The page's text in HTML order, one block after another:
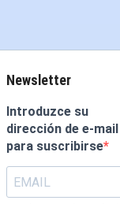
Newsletter
Introduzce su
dirección de e-mail
para suscribirse